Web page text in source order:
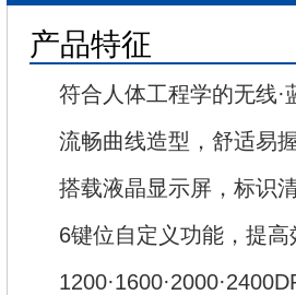
产品特征
符合人体工程学的无线·
流畅曲线造型，舒适易握
搭载液晶显示屏，标识清
6键位自定义功能，提高